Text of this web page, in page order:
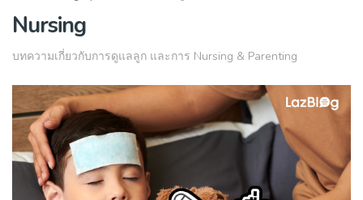
Nursing
บทความเกี่ยวกับการดูแลลูก และการ Nursing & Parenting